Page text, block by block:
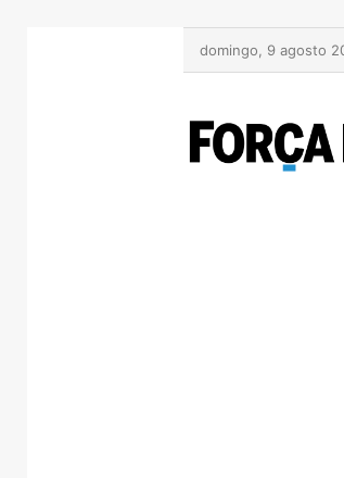
domingo, 9 agosto